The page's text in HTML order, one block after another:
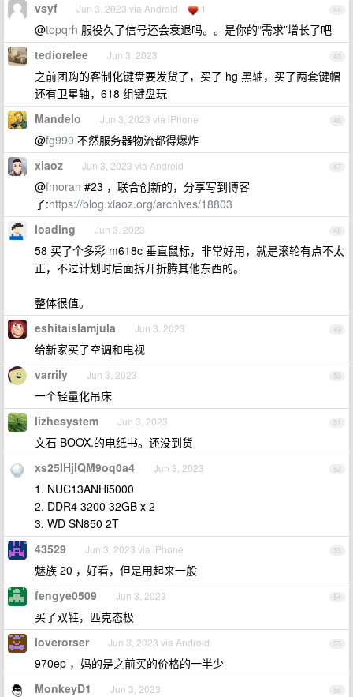
44
vsyf Jun 3, 2023 via Android 1
@topqrh 服役久了信号还会衰退吗。。是你的“需求”增长了吧
45
tediorelee Jun 3, 2023
之前团购的客制化键盘要发货了，买了 hg 黑轴，买了两套键帽
还有卫星轴，618 组键盘玩
46
Mandelo Jun 3, 2023 via iPhone
@fg990 不然服务器物流都得爆炸
47
xiaoz Jun 3, 2023 via Android
@fmoran #23 ，联合创新的，分享写到博客
了:https://blog.xiaoz.org/archives/18803
48
loading Jun 3, 2023
58 买了个多彩 m618c 垂直鼠标，非常好用，就是滚轮有点不太
正，不过计划时后面拆开折腾其他东西的。
整体很值。
49
eshitaislamjula Jun 3, 2023
给新家买了空调和电视
50
varrily Jun 3, 2023
一个轻量化吊床
51
lizhesystem Jun 3, 2023
文石 BOOX.的电纸书。还没到货
52
xs25lHjIQM9oq0a4 Jun 3, 2023
1. NUC13ANHi5000
2. DDR4 3200 32GB x 2
3. WD SN850 2T
53
43529 Jun 3, 2023 via iPhone
魅族 20 ，好看，但是用起来一般
54
fengye0509 Jun 3, 2023
买了双鞋，匹克态极
55
loverorser Jun 3, 2023 via Android
970ep ，妈的是之前买的价格的一半少
56
MonkeyD1 Jun 3, 2023